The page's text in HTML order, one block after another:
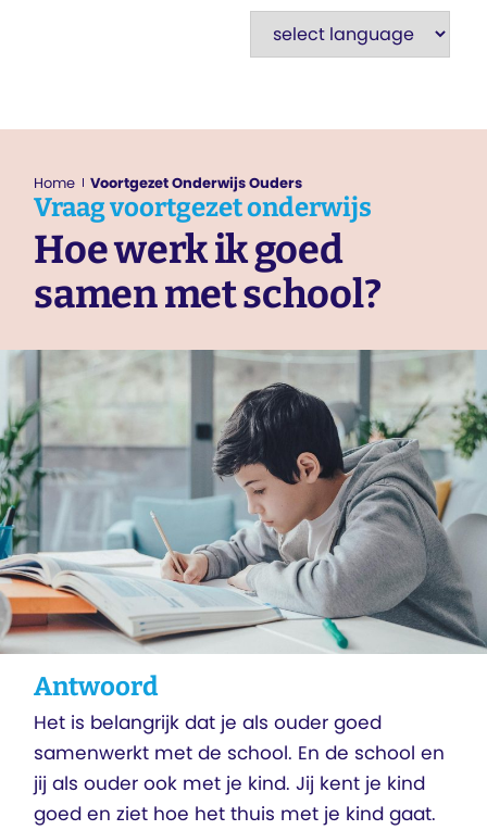
Home Voortgezet Onderwijs Ouders
Vraagvoortgezet onderwijs
Hoe werk ik goed
samen met school?
Antwoord
Het is belangrijk dat je als ouder goed
samenwerkt met de school. En de school en
jij als ouder ook met je kind. Jij kent je kind
goed en ziet hoe het thuis met je kind gaat.